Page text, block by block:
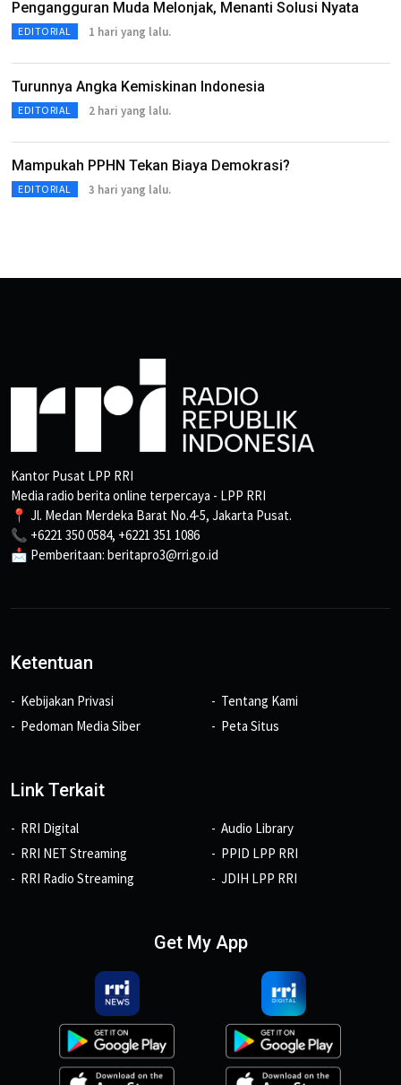
Pengangguran Muda Melonjak, Menanti Solusi Nyata
EDITORIAL 1 hari yang lalu.
Turunnya Angka Kemiskinan Indonesia
EDITORIAL 2 hari yang lalu.
Mampukah PPHN Tekan Biaya Demokrasi?
EDITORIAL 3 hari yang lalu.
Kantor Pusat LPP RRI
Media radio berita online terpercaya - LPP RRI
📍 Jl. Medan Merdeka Barat No.4-5, Jakarta Pusat.
📞 +6221 350 0584, +6221 351 1086
📩 Pemberitaan: beritapro3@rri.go.id
Ketentuan
Kebijakan Privasi
Pedoman Media Siber
Tentang Kami
Peta Situs
Link Terkait
RRI Digital
RRI NET Streaming
RRI Radio Streaming
Audio Library
PPID LPP RRI
JDIH LPP RRI
Get My App